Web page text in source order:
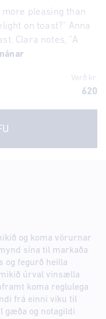
more pleasing than
on toast?" Anna
Clara notes, "A
Verð kr.
620
og koma vörurnar
sína til markaða
og fegurð heilla
úrval vinsælla
koma reglulega
frá einni viku til
gæða og notagildi